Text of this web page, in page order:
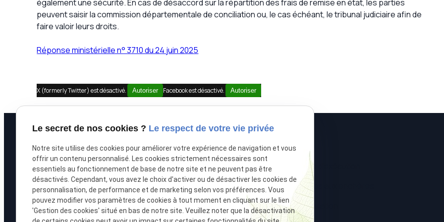
également une sécurité. En cas de désaccord sur la répartition des frais de remise en état, les parties
peuvent saisir la commission départementale de conciliation ou, le cas échéant, le tribunal judiciaire afin de
faire valoir leurs droits.
Réponse ministérielle n° 3710 du 24 juin 2025
X (formerly Twitter) est désactivé. Autoriser Facebook est désactivé. Autoriser
À propos
Accueil
Le cabinet
L'équipe
Prestations
Recouvrement de créances
Saisie immobilière
Procédure collective
Voies d'exécution
Ventes aux enchères
Postulation
Le secret de nos cookies ? Le respect de votre vie privée
Notre site utilise des cookies pour améliorer votre expérience de navigation et vous
offrir un contenu personnalisé. Les cookies strictement nécessaires sont
essentiels au fonctionnement de base de notre site et ne peuvent pas être
désactivés. Cependant, vous avez le choix d'activer ou de désactiver les cookies de
personnalisation, de performance et de marketing selon vos préférences. Vous
pouvez modifier vos paramètres de cookies à tout moment en cliquant sur le lien
'Gestion des cookies' situé en bas de notre site. Veuillez noter que la désactivation